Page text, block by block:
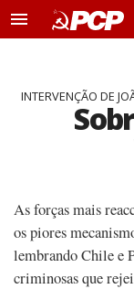
M
u
INTERVENÇÃO DE
As forças mais
os piores
lembrando Chile e
criminosas que